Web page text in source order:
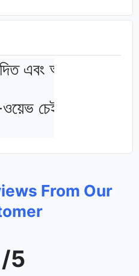
এবং আপনি যা
চেইন
From Our
5